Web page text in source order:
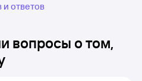
ответов
вопросы о том,